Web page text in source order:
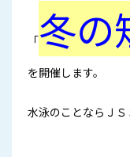
「冬の
を開催します。
水泳のことならＪＳ